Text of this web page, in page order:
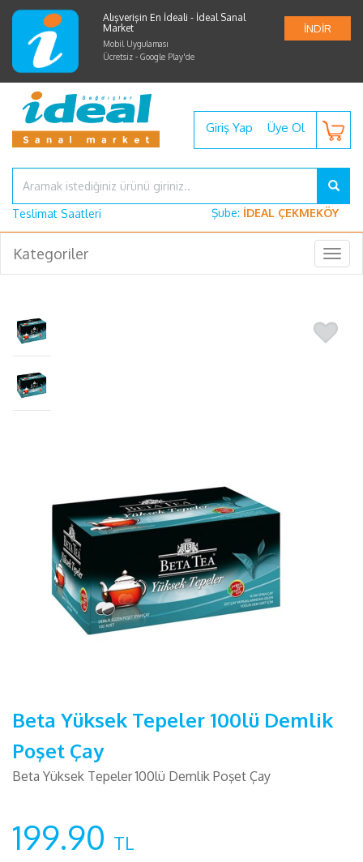
Alışverişin En İdeali - İdeal Sanal
Market
Mobil Uygulaması
Ücretsiz - Google Play'de
İNDİR
Giriş Yap Üye Ol
Teslimat Saatleri Şube: İDEAL ÇEKMEKÖY
Kategoriler
Beta Yüksek Tepeler 100lü Demlik
Poşet Çay
Beta Yüksek Tepeler 100lü Demlik Poşet Çay
199.90 TL